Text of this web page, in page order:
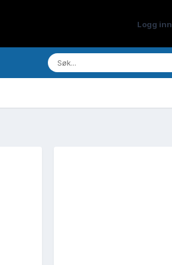
Logg inn